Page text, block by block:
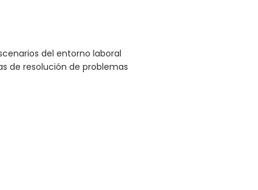
del entorno laboral
de resolución de problemas